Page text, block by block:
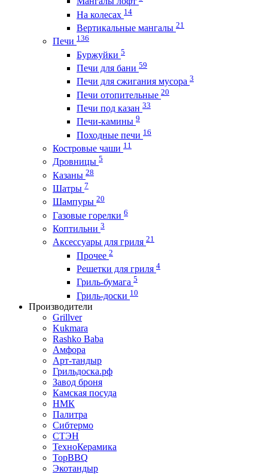
На колесах 14
Вертикальные мангалы 21
Печи 136
Буржуйки 5
Печи для бани 59
Печи для сжигания мусора 3
Печи отопительные 20
Печи под казан 33
Печи-камины 9
Походные печи 16
Костровые чаши 11
Дровницы 5
Казаны 28
Шатры 7
Шампуры 20
Газовые горелки 6
Коптильни 3
Аксессуары для гриля 21
Прочее 2
Решетки для гриля 4
Гриль-бумага 5
Гриль-доски 10
Производители
Grillver
Kukmara
Rashko Baba
Амфора
Арт-тандыр
Грильдоска.рф
Завод броня
Камская посуда
НМК
Палитра
Сибтермо
СТЭН
ТехноКерамика
ТорBBQ
Экотандыр